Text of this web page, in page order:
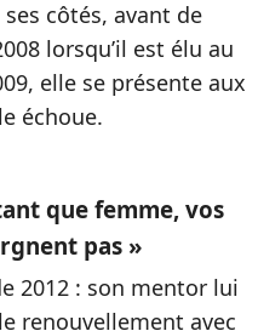
côtés, avant de
lorsqu’il est élu au
elle se présente aux
échoue.
que femme, vos
pas »
2012 : son mentor lui
renouvellement avec